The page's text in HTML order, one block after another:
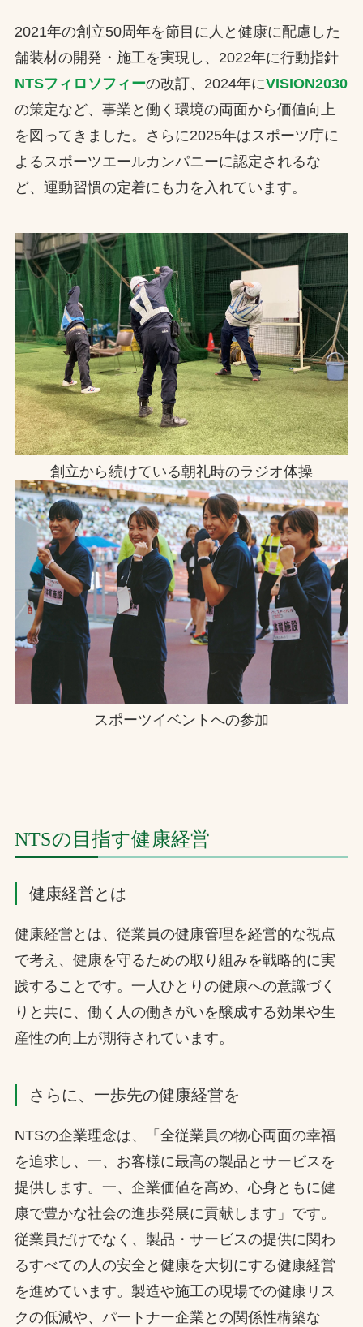
2021年の創立50周年を節目に人と健康に配慮した
舗装材の開発・施工を実現し、2022年に行動指針
NTSフィロソフィーの改訂、2024年にVISION2030
の策定など、事業と働く環境の両面から価値向上
を図ってきました。さらに2025年はスポーツ庁に
よるスポーツエールカンパニーに認定されるな
ど、運動習慣の定着にも力を入れています。
創立から続けている朝礼時のラジオ体操
スポーツイベントへの参加
NTSの目指す健康経営
健康経営とは
健康経営とは、従業員の健康管理を経営的な視点
で考え、健康を守るための取り組みを戦略的に実
践することです。一人ひとりの健康への意識づく
りと共に、働く人の働きがいを醸成する効果や生
産性の向上が期待されています。
さらに、一歩先の健康経営を
NTSの企業理念は、「全従業員の物心両面の幸福
を追求し、一、お客様に最高の製品とサービスを
提供します。一、企業価値を高め、心身ともに健
康で豊かな社会の進歩発展に貢献します」です。
従業員だけでなく、製品・サービスの提供に関わ
るすべての人の安全と健康を大切にする健康経営
を進めています。製造や施工の現場での健康リス
クの低減や、パートナー企業との関係性構築な